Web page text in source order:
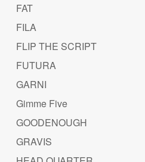
FAT
FILA
FLIP THE SCRIPT
FUTURA
GARNI
Gimme Five
GOODENOUGH
GRAVIS